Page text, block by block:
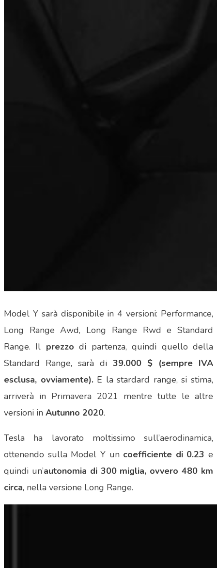
Model Y sarà disponibile in 4 versioni: Performance,
Long Range Awd, Long Range Rwd e Standard
Range. Il prezzo di partenza, quindi quello della
Standard Range, sarà di 39.000 $ (sempre IVA
esclusa, ovviamente).E la stardard range, si stima,
arriverà in Primavera 2021 mentre tutte le altre
versioni in Autunno 2020.
Tesla ha lavorato moltissimo sull’aerodinamica,
ottenendo sulla Model Y un coefficiente di 0.23 e
quindi un’autonomia di 300 miglia, ovvero 480 km
circa, nella versione Long Range.